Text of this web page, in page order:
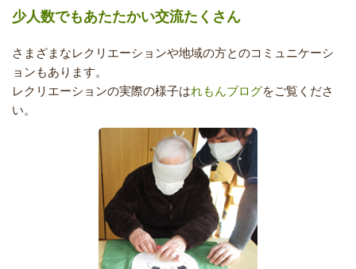
少人数でもあたたかい交流たくさん
さまざまなレクリエーションや地域の方とのコミュニケーシ
ョンもあります。
レクリエーションの実際の様子はれもんブログをご覧くださ
い。